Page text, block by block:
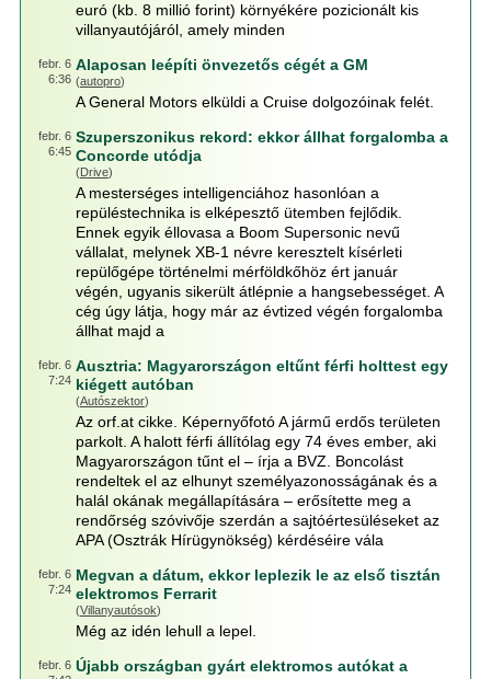
euró (kb. 8 millió forint) környékére pozicionált kis
villanyautójáról, amely minden
febr. 6
6:36
Alaposan leépíti önvezetős cégét a GM
(autopro)
A General Motors elküldi a Cruise dolgozóinak felét.
febr. 6
6:45
Szuperszonikus rekord: ekkor állhat forgalomba a
Concorde utódja
(Drive)
A mesterséges intelligenciához hasonlóan a
repüléstechnika is elképesztő ütemben fejlődik.
Ennek egyik éllovasa a Boom Supersonic nevű
vállalat, melynek XB-1 névre keresztelt kísérleti
repülőgépe történelmi mérföldkőhöz ért január
végén, ugyanis sikerült átlépnie a hangsebességet. A
cég úgy látja, hogy már az évtized végén forgalomba
állhat majd a
febr. 6
7:24
Ausztria: Magyarországon eltűnt férfi holttest egy
kiégett autóban
(Autószektor)
Az orf.at cikke. Képernyőfotó A jármű erdős területen
parkolt. A halott férfi állítólag egy 74 éves ember, aki
Magyarországon tűnt el – írja a BVZ. Boncolást
rendeltek el az elhunyt személyazonosságának és a
halál okának megállapítására – erősítette meg a
rendőrség szóvivője szerdán a sajtóértesüléseket az
APA (Osztrák Hírügynökség) kérdéséire vála
febr. 6
7:24
Megvan a dátum, ekkor leplezik le az első tisztán
elektromos Ferrarit
(Villanyautósok)
Még az idén lehull a lepel.
febr. 6 Újabb országban gyárt elektromos autókat a